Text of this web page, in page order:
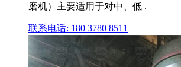
磨机）主要适用于对中、低 .
联系电话: 180 3780 8511